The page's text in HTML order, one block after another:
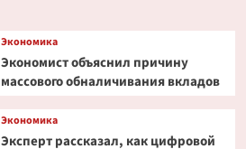
Экономика
Экономист объяснил причину
массового обналичивания вкладов
Экономика
Эксперт рассказал, как цифровой